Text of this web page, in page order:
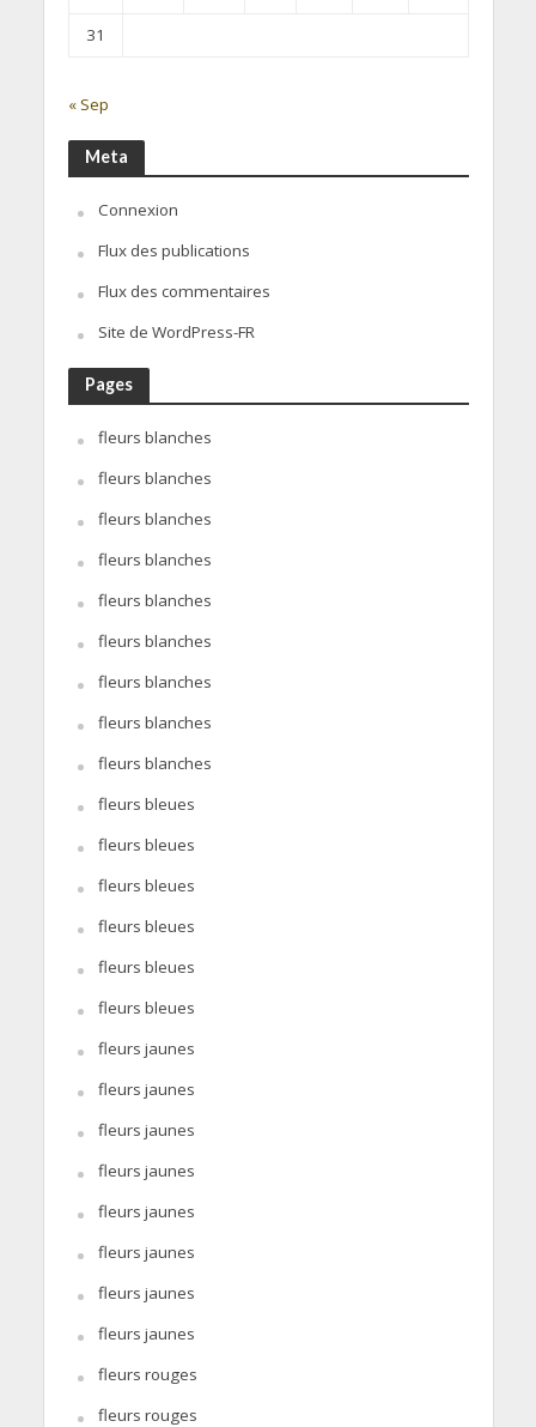
31
« Sep
Meta
Connexion
Flux des publications
Flux des commentaires
Site de WordPress-FR
Pages
fleurs blanches
fleurs blanches
fleurs blanches
fleurs blanches
fleurs blanches
fleurs blanches
fleurs blanches
fleurs blanches
fleurs blanches
fleurs bleues
fleurs bleues
fleurs bleues
fleurs bleues
fleurs bleues
fleurs bleues
fleurs jaunes
fleurs jaunes
fleurs jaunes
fleurs jaunes
fleurs jaunes
fleurs jaunes
fleurs jaunes
fleurs jaunes
fleurs rouges
fleurs rouges